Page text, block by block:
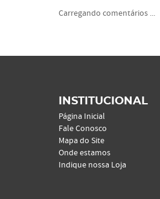
Carregando comentários ...
INSTITUCIONAL
Página Inicial
Fale Conosco
Mapa do Site
Onde estamos
Indique nossa Loja